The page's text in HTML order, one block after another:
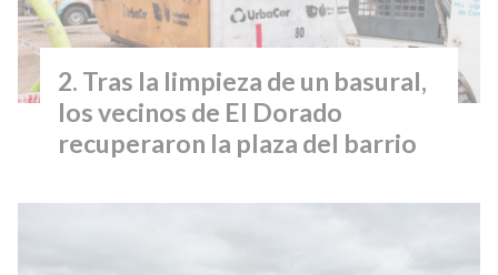
Tras la limpieza de un basural,
los vecinos de El Dorado
recuperaron la plaza del barrio